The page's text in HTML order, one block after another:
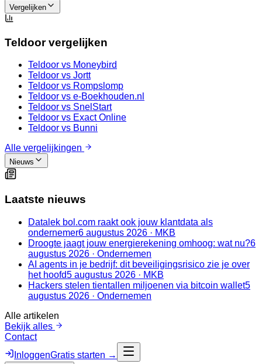
Vergelijken
Teldoor vergelijken
Teldoor vs Moneybird
Teldoor vs Jortt
Teldoor vs Rompslomp
Teldoor vs e-Boekhouden.nl
Teldoor vs SnelStart
Teldoor vs Exact Online
Teldoor vs Bunni
Alle vergelijkingen
Nieuws
Laatste nieuws
Datalek bol.com raakt ook jouw klantdata als
ondernemer6 augustus 2026 · MKB
Droogte jaagt jouw energierekening omhoog: wat nu?6
augustus 2026 · Ondernemen
AI agents in je bedrijf: dit beveiligingsrisico zie je over
het hoofd5 augustus 2026 · MKB
Hackers stelen tientallen miljoenen via bitcoin wallet5
augustus 2026 · Ondernemen
Alle artikelen
Bekijk alles
Contact
InloggenGratis starten →